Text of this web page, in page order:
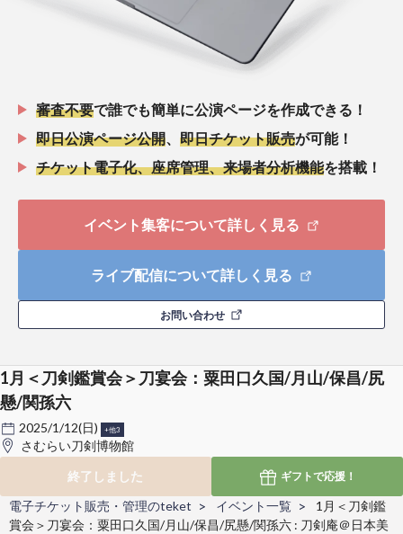
審査不要で誰でも簡単に公演ページを作成できる！
即日公演ページ公開
即日チケット販売が可能！
チケット電子化、座席管理、来場者分析機能を搭載！
イベント集客について詳しく見る
ライブ配信について詳しく見る
お問い合わせ
1月＜刀剣鑑賞会＞刀宴会：粟田口久国/月山/保昌/尻
懸/関孫六
2025/1/12(日) +他3
さむらい刀剣博物館
終了しました
ギフトで応援！
電子チケット販売・管理のteket イベント一覧
1月＜刀剣鑑
賞会＞刀宴会：粟田口久国/月山/保昌/尻懸/関孫六 : 刀剣庵＠日本美